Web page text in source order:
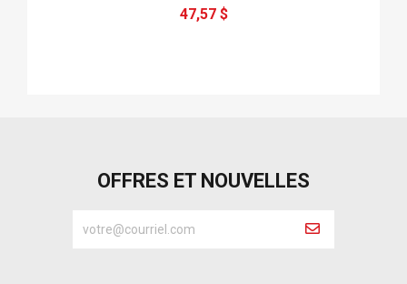
47,57 $
OFFRES ET NOUVELLES